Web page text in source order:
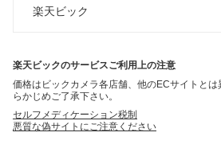
楽天ビック
楽天ビックのサービスご利用上の注意
価格はビックカメラ各店舗、他のECサイトと
らかじめご了承下さい。
セルフメディケーション税制
悪質な偽サイトにご注意ください